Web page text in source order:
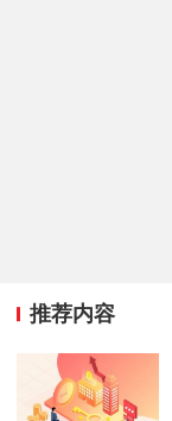
推荐内容